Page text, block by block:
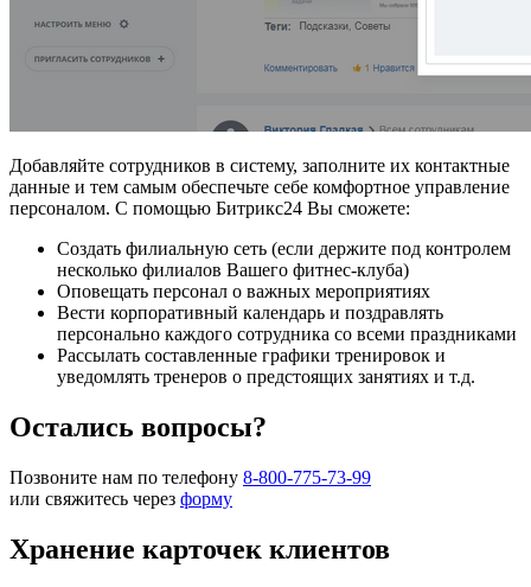
Добавляйте сотрудников в систему, заполните их контактные
данные и тем самым обеспечьте себе комфортное управление
персоналом. С помощью Битрикс24 Вы сможете:
Создать филиальную сеть (если держите под контролем
несколько филиалов Вашего фитнес-клуба)
Оповещать персонал о важных мероприятиях
Вести корпоративный календарь и поздравлять
персонально каждого сотрудника со всеми праздниками
Рассылать составленные графики тренировок и
уведомлять тренеров о предстоящих занятиях и т.д.
Остались вопросы?
Позвоните нам по телефону 8-800-775-73-99
или свяжитесь через форму
Хранение карточек клиентов